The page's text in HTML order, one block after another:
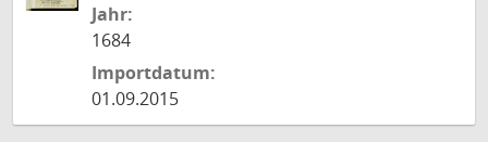
Jahr:
1684
Importdatum:
01.09.2015